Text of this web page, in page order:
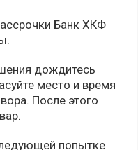
Банк ХКФ
дождитесь
место и время
После этого
попытке